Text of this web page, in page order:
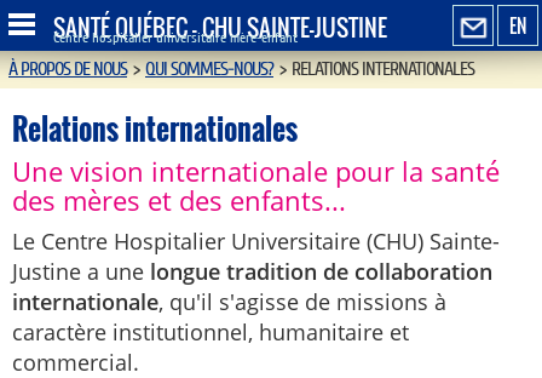
EN
SANTÉ QUÉBEC - CHU SAINTE-JUSTINE
Centre hospitalier universitaire mère-enfant
À PROPOS DE NOUS>QUI SOMMES-NOUS?>RELATIONS INTERNATIONALES
Relations internationales
Une vision internationale pour la santé
des mères et des enfants...
Le Centre Hospitalier Universitaire (CHU) Sainte-
Justine a une longue tradition de collaboration
internationale, qu'il s'agisse de missions à
caractère institutionnel, humanitaire et
commercial.